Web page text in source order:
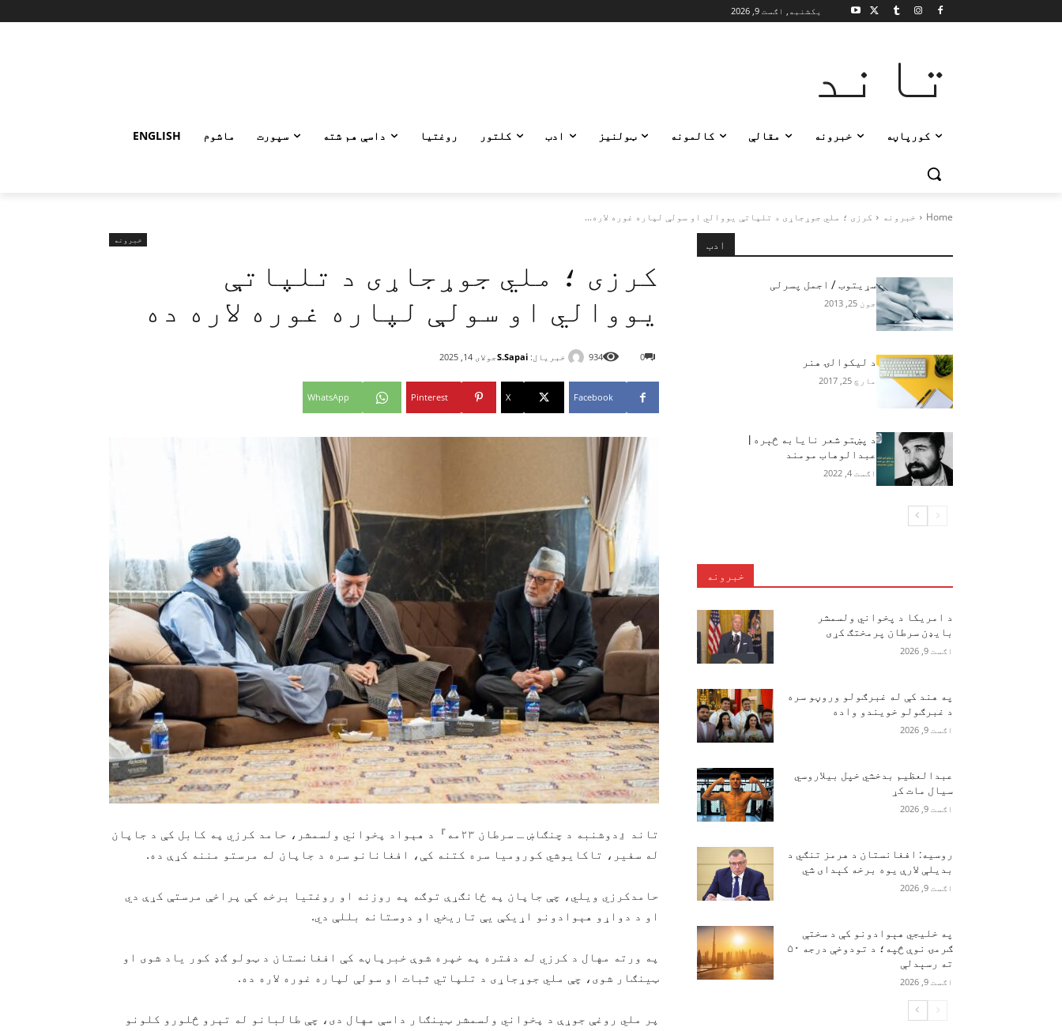
یکشنبه, اګست 9, 2026
تاند
کورپاڼه خبرونه مقالې کالمونه ټولنیز ادب کلتور روغتیا داسې هم شته سپورت ماشوم ENGLISH
Home خبرونه کرزی ؛ ملي جوړجاړی د تلپاتې یووالي او سولې لپاره غوره لاره...
خبرونه
کرزی ؛ ملي جوړجاړی د تلپاتې
یووالي او سولې لپاره غوره لاره ده
خبریال: S.Sapaiجولای 14, 2025 0
934
Facebook
X
Pinterest
WhatsApp
تاند『دوشنبه د چنګاښ ـ سرطان ۲۳مه』‏د هېواد پخواني ولسمشر، حامد کرزي په کابل کې د جاپان
له سفیر، تاکایوشي کورومیا سره کتنه کې، افغانانو سره د جاپان له مرستو مننه کړې ده.
حامدکرزي ویلي، چې جاپان په ځانګړې توګه په روزنه او روغتیا برخه کې پراخې مرستې کړې دي
او د دواړو هېوادونو اړیکې یې تاریخي او دوستانه بللې دي.
په ورته مهال د کرزي له دفتره په خپره شوې خبرپاڼه کې افغانستان د ټولو ګډ کور یاد شوی او
ټینګار شوی، چې ملي جوړجاړی د تلپاتي ثبات او سولې لپاره غوره لاره ده.
پر ملي روغې جوړې د پخواني ولسمشر ټینګار داسې مهال دی، چې طالبانو له تېرو څلورو کلونو
ادب
سړیتوب / اجمل پسرلی
جون 25, 2013
د لیکوالۍ هنر
مارچ 25, 2017
د پښتو شعر نایابه څېره |
عبدالوهاب مومند
اګست 4, 2022
خبرونه
د امریکا د پخواني ولسمشر
بایډن سرطان پرمختګ کړی
اګست 9, 2026
په هند کې له غبرګولو وروڼو سره
د غبرګولو خویندو واده
اګست 9, 2026
عبدالعظیم بدخشي خپل بیلاروسي
سیال مات کړ
اګست 9, 2026
روسیه: افغانستان د هرمز تنګي د
بدیلې لارې یوه برخه کېدای شي
اګست 9, 2026
په خلیجي هېوادونو کې د سختې
ګرمۍ نوې څپه؛ د تودوخې درجه ۵۰
ته رسېدلې
اګست 9, 2026